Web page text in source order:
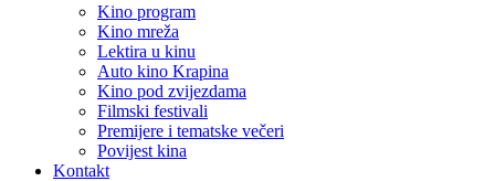
Kino program
Kino mreža
Lektira u kinu
Auto kino Krapina
Kino pod zvijezdama
Filmski festivali
Premijere i tematske večeri
Povijest kina
Kontakt